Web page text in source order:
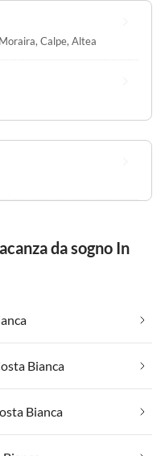
Moraira, Calpe, Altea
da sogno In
Bianca
Bianca